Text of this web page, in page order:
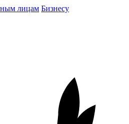
лицам Бизнесу